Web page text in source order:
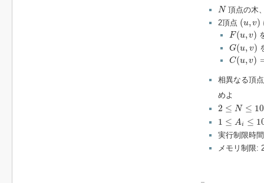
N
N 頂点の木
2頂点 (u,v)
(u
F(u,v)
F(u, )
G(u, v)
G(
C(u, v)
C(u v =
相異なる頂
めよ
2 ≤ N ≤ 10
2 ≤10
1 ≤ Ai ≤
≤10
実行制限時
メモリ制限: